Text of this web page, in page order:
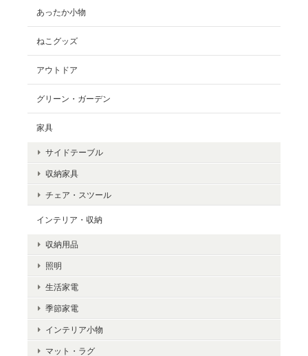
あったか小物
ねこグッズ
アウトドア
グリーン・ガーデン
家具
サイドテーブル
収納家具
チェア・スツール
インテリア・収納
収納用品
照明
生活家電
季節家電
インテリア小物
マット・ラグ